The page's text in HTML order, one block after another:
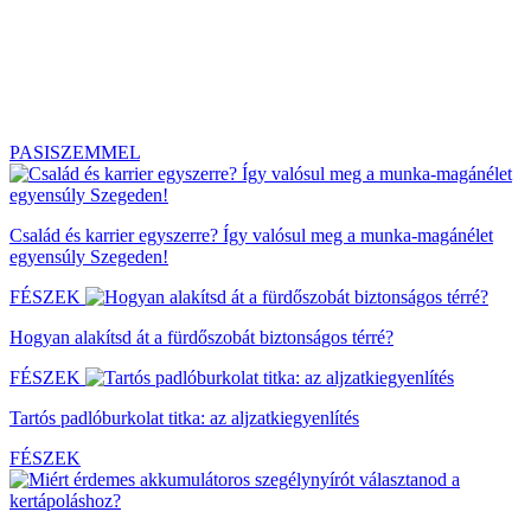
PASISZEMMEL
Család és karrier egyszerre? Így valósul meg a munka-magánélet
egyensúly Szegeden!
FÉSZEK
Hogyan alakítsd át a fürdőszobát biztonságos térré?
FÉSZEK
Tartós padlóburkolat titka: az aljzatkiegyenlítés
FÉSZEK